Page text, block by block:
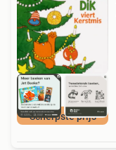
Scherpste prijs